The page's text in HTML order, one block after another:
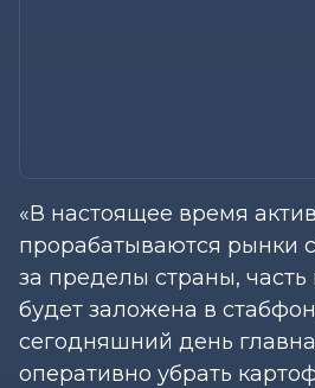
«В настоящее время
прорабатываются рынки
за пределы страны,
будет заложена в
сегодняшний день
оперативно убрать